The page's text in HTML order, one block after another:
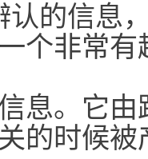
认的信息
个非常
息。它
的时候